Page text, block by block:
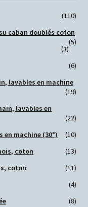
(110)
caban doublés coton
(5)
(3)
(6)
lavables en machine
(19)
lavables en
(22)
machine (30°)
(10)
coton
(13)
coton
(11)
(4)
(8)